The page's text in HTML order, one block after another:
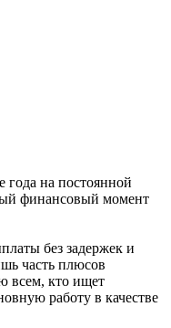
на постоянной
финансовый момент
без задержек и
часть плюсов
всем, кто ищет
работу в качестве